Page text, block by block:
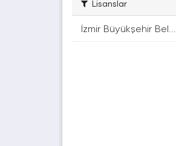
Lisanslar
İzmir Büyükşehir Bel...